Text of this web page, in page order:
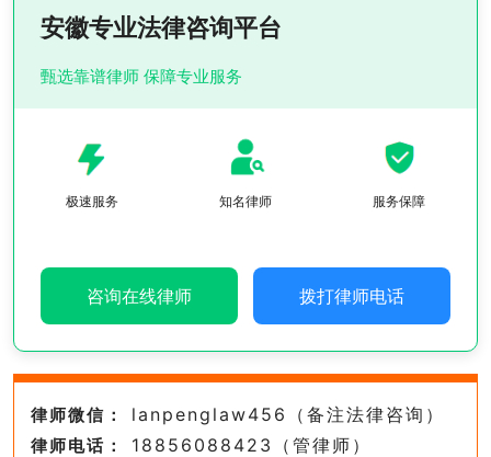
安徽专业法律咨询平台
甄选靠谱律师 保障专业服务
极速服务 知名律师 服务保障
咨询在线律师 拨打律师电话
律师微信： lanpenglaw456（备注法律咨询）
律师电话： 18856088423（管律师）